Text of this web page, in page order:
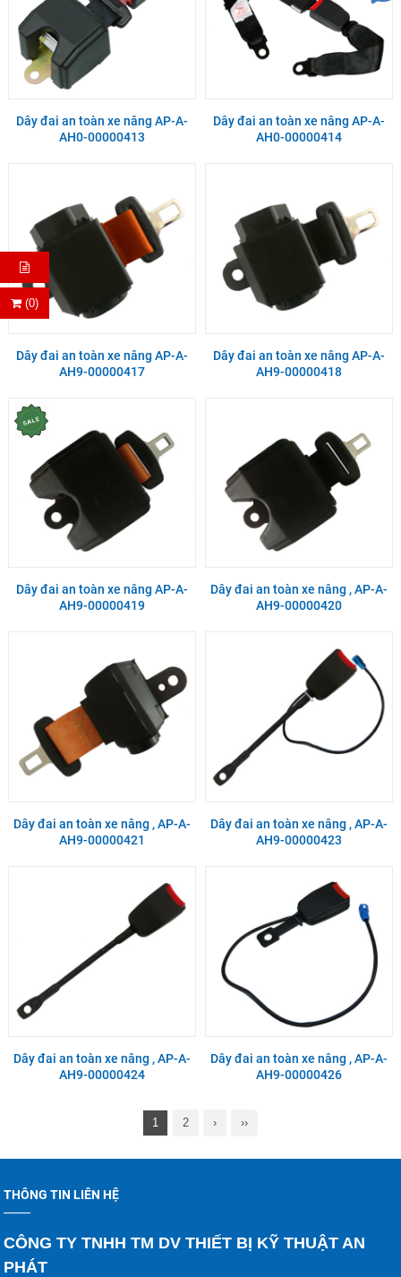
(0)
Dây đai an toàn xe nâng AP-A-
AH0-00000413
Dây đai an toàn xe nâng AP-A-
AH0-00000414
Dây đai an toàn xe nâng AP-A-
AH9-00000417
Dây đai an toàn xe nâng AP-A-
AH9-00000418
Dây đai an toàn xe nâng AP-A-
AH9-00000419
Dây đai an toàn xe nâng , AP-A-
AH9-00000420
Dây đai an toàn xe nâng , AP-A-
AH9-00000421
Dây đai an toàn xe nâng , AP-A-
AH9-00000423
Dây đai an toàn xe nâng , AP-A-
AH9-00000424
Dây đai an toàn xe nâng , AP-A-
AH9-00000426
1 2 › ››
THÔNG TIN LIÊN HỆ
CÔNG TY TNHH TM DV THIẾT BỊ KỸ THUẬT AN
PHÁT